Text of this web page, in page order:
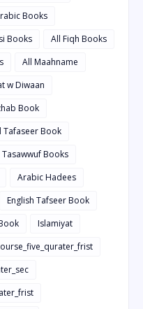
Books
Books
All Fiqh Books
All Maahname
w Diwaan
Book
Tafaseer Book
Tasawwuf Books
Arabic Hadees
English Tafseer Book
Islamiyat